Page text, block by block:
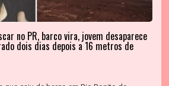
no PR, barco vira, jovem desaparece
dois dias depois a 16 metros de